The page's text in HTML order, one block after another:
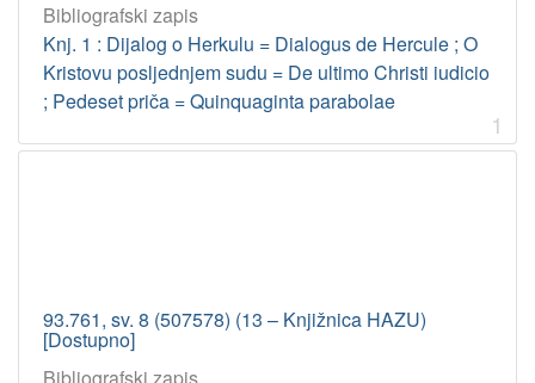
Bibliografski zapis
Knj. 1 : Dijalog o Herkulu = Dialogus de Hercule ; O
Kristovu posljednjem sudu = De ultimo Christi iudicio
; Pedeset priča = Quinquaginta parabolae
1
93.761, sv. 8 (507578) (13 – Knjižnica HAZU)
[Dostupno]